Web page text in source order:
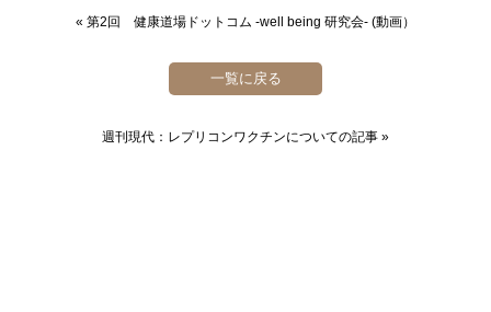
« 第2回 健康道場ドットコム -well being 研究会- (動画）
一覧に戻る
週刊現代：レプリコンワクチンについての記事 »